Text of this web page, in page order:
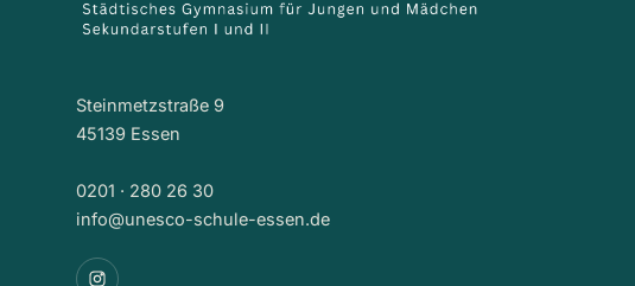
Steinmetzstraße 9
45139 Essen
0201 · 280 26 30
info@unesco-schule-essen.de